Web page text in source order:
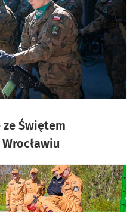
Świętem